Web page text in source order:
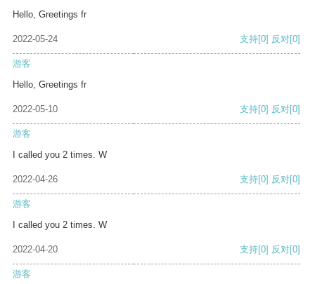
Hello, Greetings fr
2022-05-24 支持[0] 反对[0]
游客
Hello, Greetings fr
2022-05-10 支持[0] 反对[0]
游客
I called you 2 times. W
2022-04-26 支持[0] 反对[0]
游客
I called you 2 times. W
2022-04-20 支持[0] 反对[0]
游客